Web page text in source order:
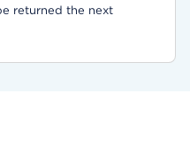
returned the next